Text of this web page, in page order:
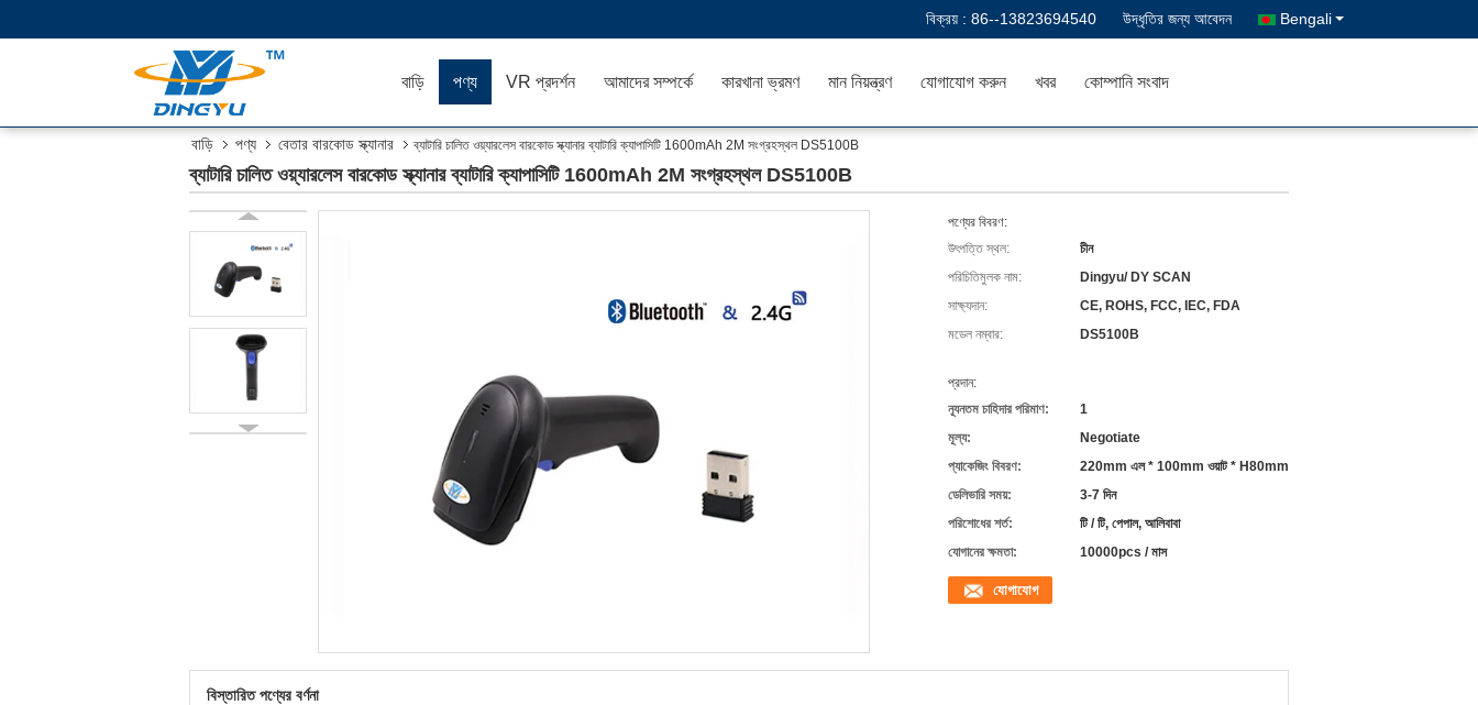
বিক্রয় : 86--13823694540 উদ্ধৃতির জন্য আবেদন Bengali
বাড়ি পণ্য VR প্রদর্শন আমাদের সম্পর্কে কারখানা ভ্রমণ মান নিয়ন্ত্রণ যোগাযোগ করুন খবর কোম্পানি সংবাদ
বাড়ি পণ্য বেতার বারকোড স্ক্যানার ব্যাটারি চালিত ওয়্যারলেস বারকোড স্ক্যানার ব্যাটারি ক্যাপাসিটি 1600mAh 2M সংগ্রহস্থল DS5100B
ব্যাটারি চালিত ওয়্যারলেস বারকোড স্ক্যানার ব্যাটারি ক্যাপাসিটি 1600mAh 2M সংগ্রহস্থল DS5100B
পণ্যের বিবরণ:
উৎপত্তি স্থল:
চীন
পরিচিতিমুলক নাম:
Dingyu/ DY SCAN
সাক্ষ্যদান:
CE, ROHS, FCC, IEC, FDA
মডেল নম্বার:
DS5100B
প্রদান:
ন্যূনতম চাহিদার পরিমাণ:
1
মূল্য:
Negotiate
প্যাকেজিং বিবরণ:
220mm এল * 100mm ওয়াট * H80mm
ডেলিভারি সময়:
3-7 দিন
পরিশোধের শর্ত:
টি / টি, পেপাল, আলিবাবা
যোগানের ক্ষমতা:
10000pcs / মাস
যোগাযোগ
বিস্তারিত পণ্যের বর্ণনা